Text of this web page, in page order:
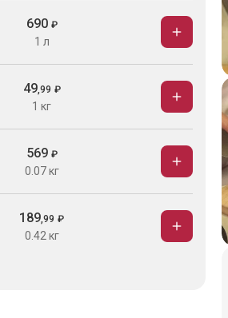
690 ₽
1 л
49,99 ₽
1 кг
569 ₽
0.07 кг
189,99 ₽
0.42 кг